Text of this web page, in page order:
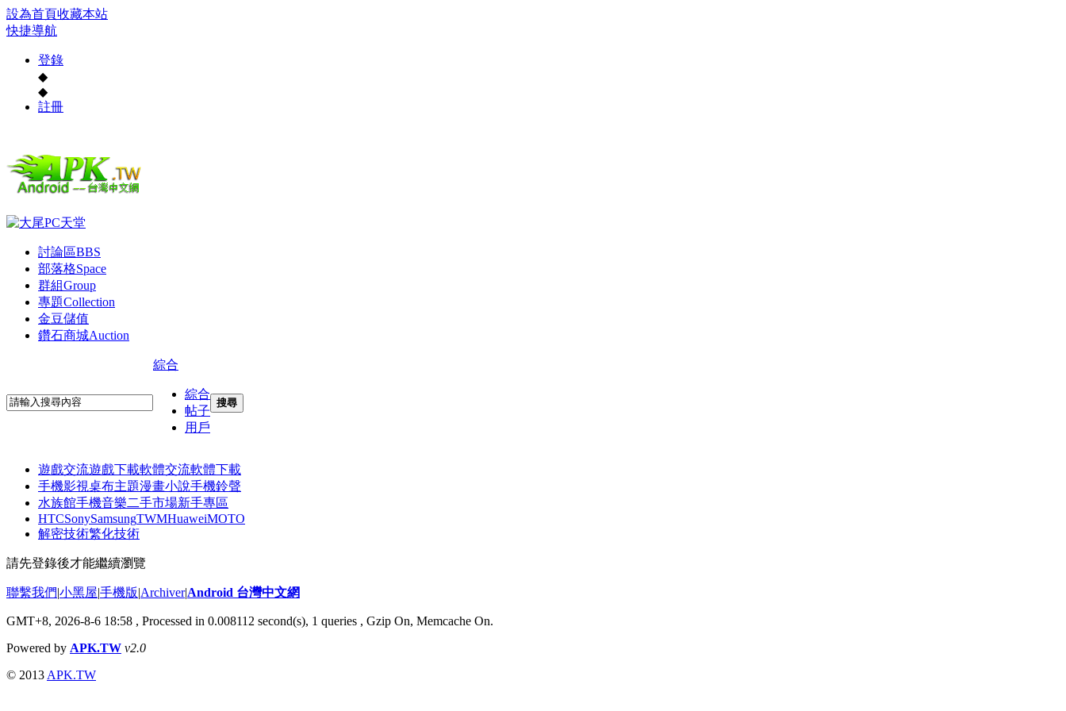
設為首頁收藏本站
快捷導航
登錄
◆
◆
註冊
討論區BBS
部落格Space
群組Group
專題Collection
金豆儲值
鑽石商城Auction
綜合
綜合
帖子
用戶
搜尋
遊戲交流遊戲下載軟體交流軟體下載
手機影視桌布主題漫畫小說手機鈴聲
水族館手機音樂二手市場新手專區
HTCSonySamsungTWMHuaweiMOTO
解密技術繁化技術
請先登錄後才能繼續瀏覽
聯繫我們|小黑屋|手機版|Archiver|Android 台灣中文網
GMT+8, 2026-8-6 18:58 , Processed in 0.008112 second(s), 1 queries , Gzip On, Memcache On.
Powered by APK.TW v2.0
© 2013 APK.TW